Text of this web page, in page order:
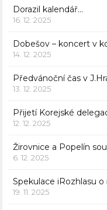
Dorazil kalendář…
16. 12. 2025
Dobešov – koncert v
14. 12. 2025
Předvánoční čas v
13. 12. 2025
Přijetí Korejské
12. 12. 2025
Žirovnice a Popelín
6. 12. 2025
Spekulace iRozhlasu
19. 11. 2025